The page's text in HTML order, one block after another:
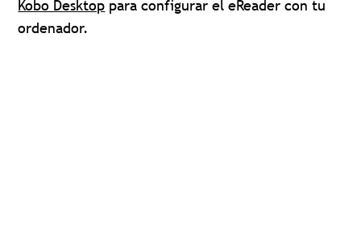
Kobo Desktop para configurar el eReader con tu
ordenador.